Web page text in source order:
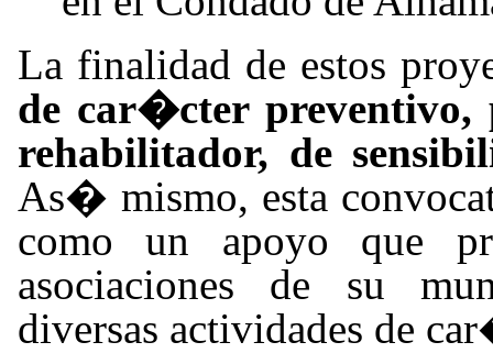
La finalidad de estos
de car�cter
rehabilitador, de
As� mismo, esta
como un apoyo que
asociaciones de su
diversas actividades de